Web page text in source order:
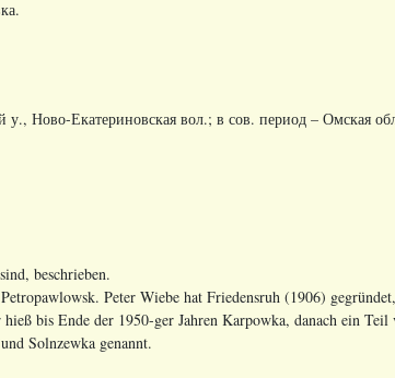
Ново-Екатериновская вол.; в сов. период – Омская
beschrieben.
Peter Wiebe hat Friedensruh (1906)
bis Ende der 1950-ger Jahren Karpowka, danach ein
Solnzewka genannt.